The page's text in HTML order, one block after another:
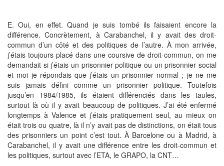
E. Oui, en effet. Quand je suis tombé ils faisaient encore la
différence. Concrètement, à Carabanchel, il y avait des droit-
commun d’un côté et des politiques de l’autre. À mon arrivée,
j’étais toujours placé dans une coursive de droit-commun, on me
demandait si j’étais un prisonnier politique ou un prisonnier social
et moi je répondais que j’étais un prisonnier normal ; je ne me
suis jamais défini comme un prisonnier politique. Toutefois
jusqu’en 1984/1985, ils étaient différenciés dans les taules,
surtout là où il y avait beaucoup de politiques. J’ai été enfermé
longtemps à Valence et j’étais pratiquement seul, au mieux on
était trois ou quatre, là il n’y avait pas de distinctions, on était tous
des prisonniers un point c’est tout. À Barcelone ou à Madrid, à
Carabanchel, il y avait une différence entre les droit-commun et
les politiques, surtout avec l’ETA, le GRAPO, la CNT…